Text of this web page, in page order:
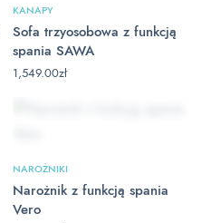
KANAPY
Sofa trzyosobowa z funkcją
spania SAWA
1,549.00zł
NAROŻNIKI
Narożnik z funkcją spania
Vero